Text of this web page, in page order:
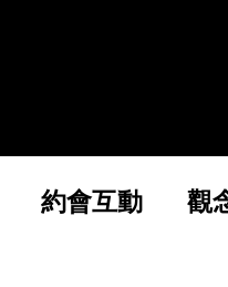
約會互動 觀